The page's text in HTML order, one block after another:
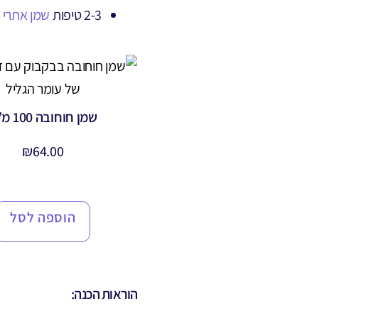
2-3 טיפות
שמן אתרי
שמן חוחובה 100 מ”ל
₪64.00
הוספה לסל
הוראות הכנה: